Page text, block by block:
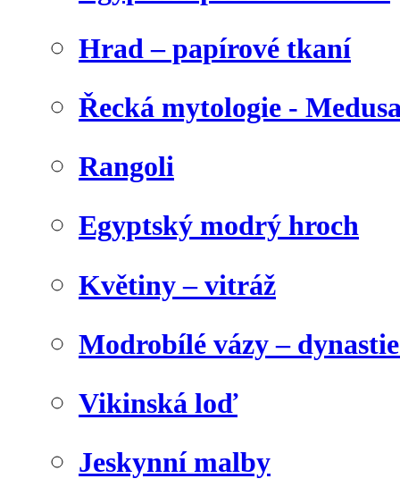
Hrad – papírové tkaní
Řecká mytologie -
Rangoli
Egyptský modrý hroch
Květiny – vitráž
Modrobílé vázy –
Vikinská loď
Jeskynní malby